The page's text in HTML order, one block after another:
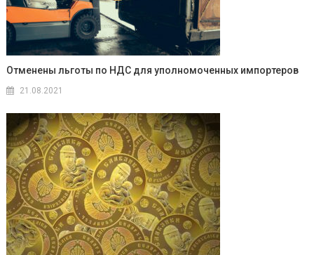
Отменены льготы по НДС для уполномоченных импортеров
21.08.2021